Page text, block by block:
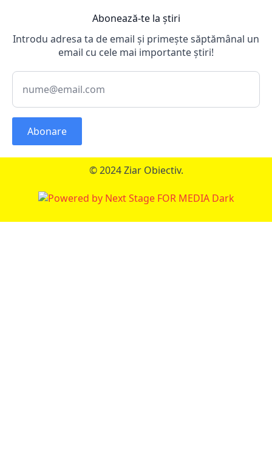
Abonează-te la știri
Introdu adresa ta de email și primește săptămânal un
email cu cele mai importante știri!
Abonare
© 2024 Ziar Obiectiv.